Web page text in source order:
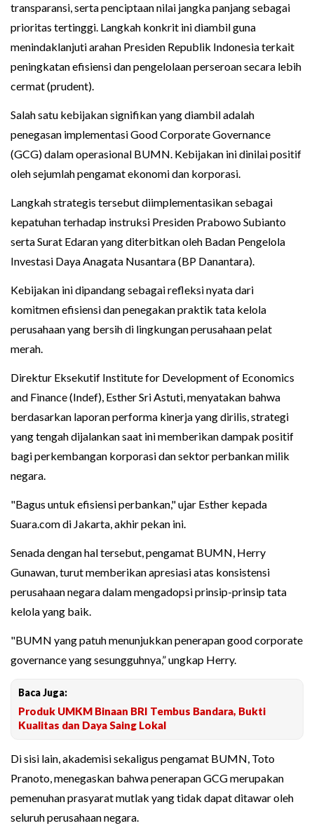
transparansi, serta penciptaan nilai jangka panjang sebagai
prioritas tertinggi. Langkah konkrit ini diambil guna
menindaklanjuti arahan Presiden Republik Indonesia terkait
peningkatan efisiensi dan pengelolaan perseroan secara lebih
cermat (prudent).
Salah satu kebijakan signifikan yang diambil adalah
penegasan implementasi Good Corporate Governance
(GCG) dalam operasional BUMN. Kebijakan ini dinilai positif
oleh sejumlah pengamat ekonomi dan korporasi.
Langkah strategis tersebut diimplementasikan sebagai
kepatuhan terhadap instruksi Presiden Prabowo Subianto
serta Surat Edaran yang diterbitkan oleh Badan Pengelola
Investasi Daya Anagata Nusantara (BP Danantara).
Kebijakan ini dipandang sebagai refleksi nyata dari
komitmen efisiensi dan penegakan praktik tata kelola
perusahaan yang bersih di lingkungan perusahaan pelat
merah.
Direktur Eksekutif Institute for Development of Economics
and Finance (Indef), Esther Sri Astuti, menyatakan bahwa
berdasarkan laporan performa kinerja yang dirilis, strategi
yang tengah dijalankan saat ini memberikan dampak positif
bagi perkembangan korporasi dan sektor perbankan milik
negara.
"Bagus untuk efisiensi perbankan," ujar Esther kepada
Suara.com di Jakarta, akhir pekan ini.
Senada dengan hal tersebut, pengamat BUMN, Herry
Gunawan, turut memberikan apresiasi atas konsistensi
perusahaan negara dalam mengadopsi prinsip-prinsip tata
kelola yang baik.
"BUMN yang patuh menunjukkan penerapan good corporate
governance yang sesungguhnya,” ungkap Herry.
Baca Juga:
Produk UMKM Binaan BRI Tembus Bandara, Bukti
Kualitas dan Daya Saing Lokal
Di sisi lain, akademisi sekaligus pengamat BUMN, Toto
Pranoto, menegaskan bahwa penerapan GCG merupakan
pemenuhan prasyarat mutlak yang tidak dapat ditawar oleh
seluruh perusahaan negara.